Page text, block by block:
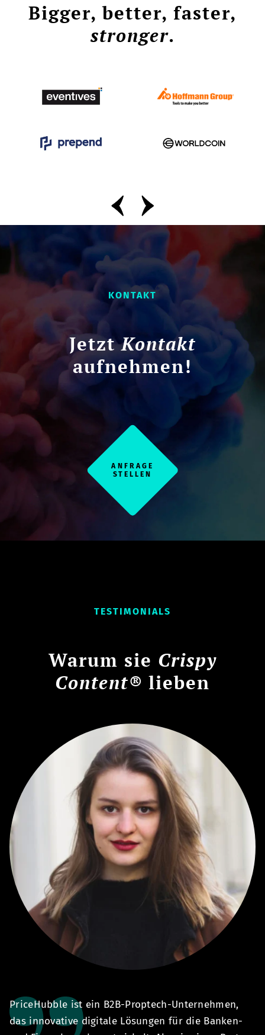
Bigger, better, faster,
stronger.
KONTAKT
JetztKontakt
aufnehmen!
ANFRAGE
STELLEN
TESTIMONIALS
Warum sie Crispy
Content® lieben
PriceHubble ist ein B2B-Proptech-Unternehmen,
das innovative digitale Lösungen für die Banken-